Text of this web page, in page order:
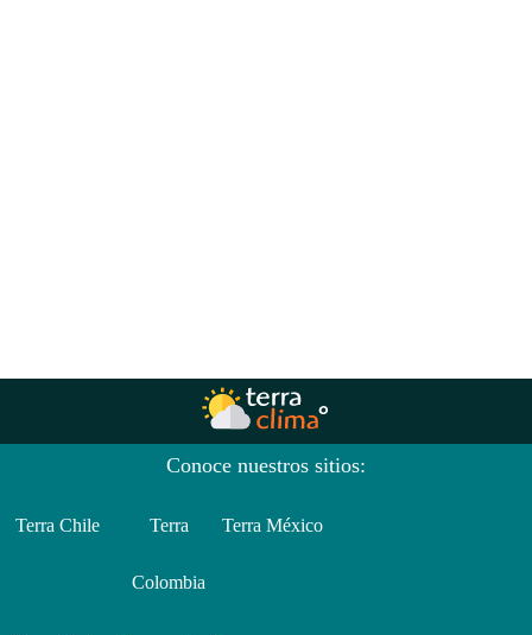
Conoce nuestros sitios:
Terra Chile Terra
Colombia
Terra México